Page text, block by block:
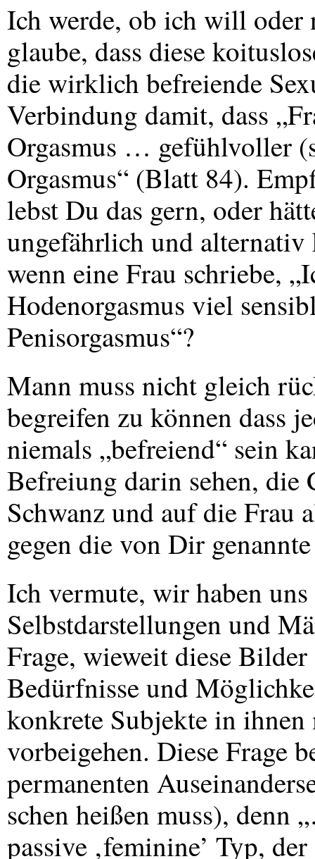
Ich werde, ob ich will oder
glaube, dass diese
die wirklich befreiende
Verbindung damit, dass
Orgasmus … gefühlvoller
Orgasmus“ (Blatt 84).
lebst Du das gern, oder
ungefährlich und
wenn eine Frau schriebe,
Hodenorgasmus viel
Penisorgasmus“?
Mann muss nicht gleich
begreifen zu können dass
niemals „befreiend“ sein
Befreiung darin sehen, die
Schwanz und auf die Frau
gegen die von Dir
Ich vermute, wir haben
Selbstdarstellungen und
Frage, wieweit diese
Bedürfnisse und
konkrete Subjekte in
vorbeigehen. Diese Frage
permanenten
schen heißen muss),
passive ‚feminine’ Typ,